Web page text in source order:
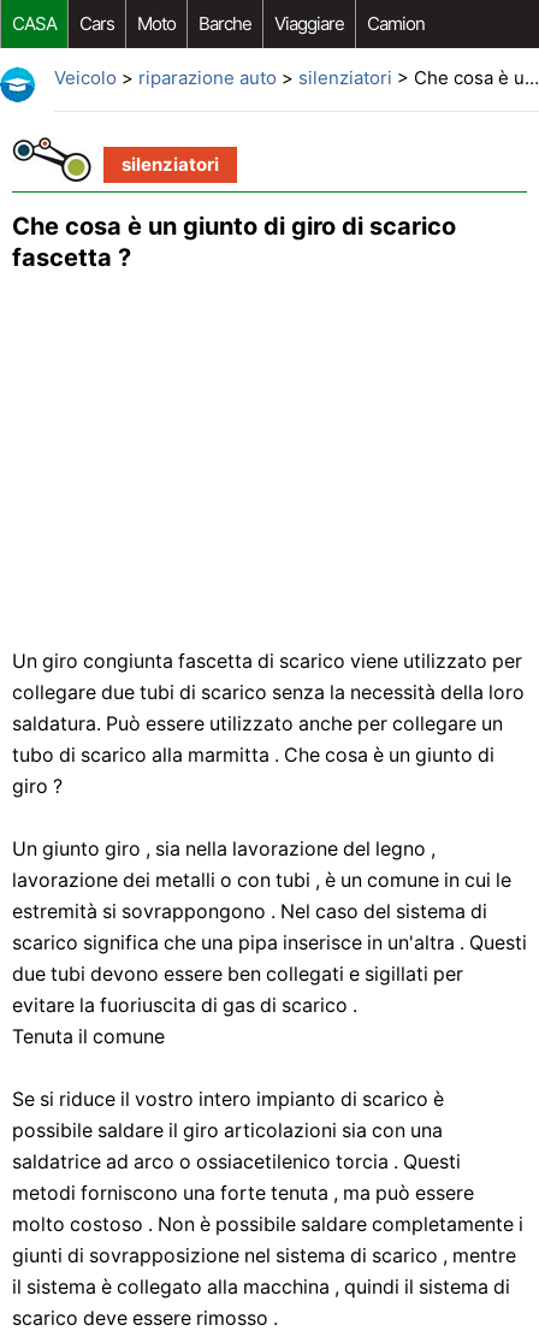
CASA Cars Moto Barche Viaggiare Camion
Riparazione Auto Acquisto Auto Car Opzioni Aftermarket
Veicolo > riparazione auto > silenziatori > Che cosa è un giunto di giro di scarico fascetta ?
silenziatori
Che cosa è un giunto di giro di scarico
fascetta ?
Un giro congiunta fascetta di scarico viene utilizzato per
collegare due tubi di scarico senza la necessità della loro
saldatura. Può essere utilizzato anche per collegare un
tubo di scarico alla marmitta . Che cosa è un giunto di
giro ?
Un giunto giro , sia nella lavorazione del legno ,
lavorazione dei metalli o con tubi , è un comune in cui le
estremità si sovrappongono . Nel caso del sistema di
scarico significa che una pipa inserisce in un'altra . Questi
due tubi devono essere ben collegati e sigillati per
evitare la fuoriuscita di gas di scarico .
Tenuta il comune
Se si riduce il vostro intero impianto di scarico è
possibile saldare il giro articolazioni sia con una
saldatrice ad arco o ossiacetilenico torcia . Questi
metodi forniscono una forte tenuta , ma può essere
molto costoso . Non è possibile saldare completamente i
giunti di sovrapposizione nel sistema di scarico , mentre
il sistema è collegato alla macchina , quindi il sistema di
scarico deve essere rimosso .